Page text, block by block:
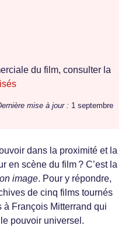
du film, consulter la
mise à jour : 1 septembre
dans la proximité et la
en scène du film ? C’est la
image. Pour y répondre,
de cinq films tournés
à François Mitterrand qui
pouvoir universel.